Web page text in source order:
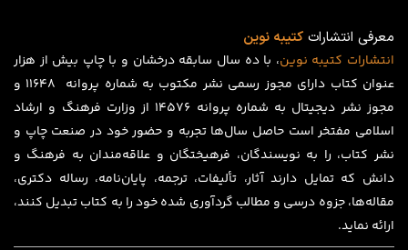
معرفی انتشاراتکتیبه نوین
انتشارات کتیبه نوین، با ده سال سابقه درخشان و با چاپ بیش از هزار
عنوان کتاب دارای مجوز رسمی نشر مکتوب به شماره پروانه ۱۱۶۴۸ و
مجوز نشر دیجیتال به شماره پروانه 14576 از وزارت فرهنگ و ارشاد
اسلامی مفتخر است حاصل سال‌ها تجربه و حضور خود در صنعت چاپ و
نشر کتاب، را به نویسندگان، فرهیختگان و علاقه‌مندان به فرهنگ و
دانش که تمایل دارند آثار، تألیفات، ترجمه، پایان‌نامه، رساله دکتری،
مقاله‌ها، جزوه درسی و مطالب گردآوری شده خود را به کتاب تبدیل کنند،
ارائه نماید.